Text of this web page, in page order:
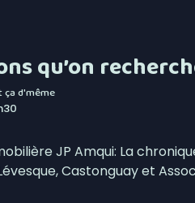
qu’on
ça d'même
JP Amqui: La
Castonguay et